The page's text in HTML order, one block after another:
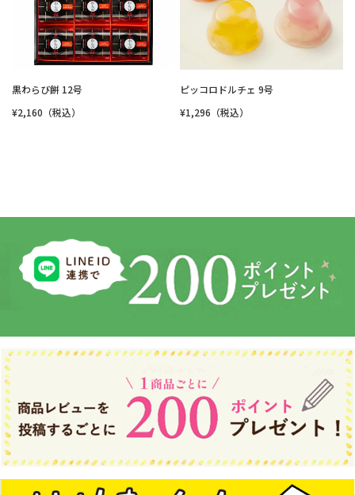
黒わらび餅 12号
¥2,160（税込）
ピッコロドルチェ 9号
¥1,296（税込）